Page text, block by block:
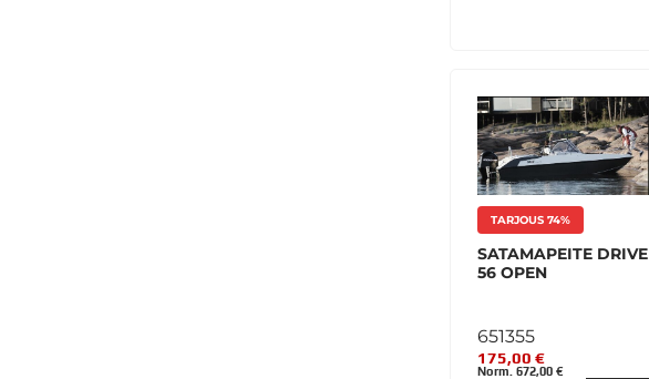
TARJOUS 74%
SATAMAPEITE DRIVE
56 OPEN
651355
175,00 €
Norm. 672,00 €